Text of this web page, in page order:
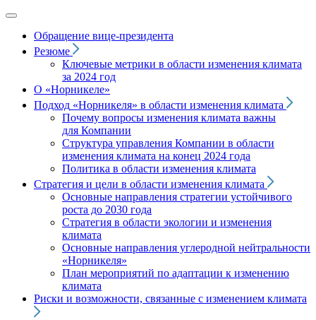
Обращение вице‑президента
Резюме
Ключевые метрики в области изменения климата
за 2024 год
О «Норникеле»
Подход «Норникеля» в области изменения климата
Почему вопросы изменения климата важны
для Компании
Структура управления Компании в области
изменения климата на конец 2024 года
Политика в области изменения климата
Стратегия и цели в области изменения климата
Основные направления стратегии устойчивого
роста до 2030 года
Стратегия в области экологии и изменения
климата
Основные направления углеродной нейтральности
«Норникеля»
План мероприятий по адаптации к изменению
климата
Риски и возможности, связанные с изменением климата